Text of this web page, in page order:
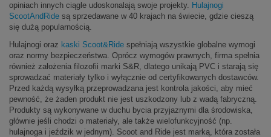
opiniach innych ciągle udoskonalają swoje projekty. Hulajnogi
ScootAndRide są sprzedawane w 40 krajach na świecie, gdzie cieszą
się dużą popularnością.
Hulajnogi oraz kaski Scoot&Ride spełniają wszystkie globalne wymogi
oraz normy bezpieczeństwa. Oprócz wymogów prawnych, firma spełnia
również założenia filozofii marki S&R, dlatego unikają PVC i starają się
sprowadzać materiały tylko i wyłącznie od certyfikowanych dostawców.
Przed każdą wysyłką przeprowadzana jest kontrola jakości, aby mieć
pewność, że żaden produkt nie jest uszkodzony lub z wadą fabryczną.
Produkty są wykonywane w duchu bycia przyjaznymi dla środowiska,
głównie jeśli chodzi o materiały, ale także wielofunkcyjność (np.
hulajnoga i jeździk w jednym). Scoot and Ride jest marką, która została